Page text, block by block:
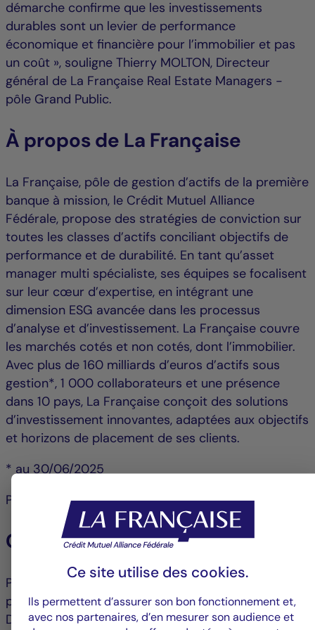
démarche confirme que les investissements
durables sont un levier de performance
économique et financière pour l’immobilier et pas
un coût », souligne Thierry MOLTON, Directeur
général de La Française Real Estate Managers -
pôle Grand Public.
À propos de La Française
La Française, pôle de gestion d’actifs de la première
banque à mission, le Crédit Mutuel Alliance
Fédérale, propose des stratégies de conviction sur
toutes les classes d’actifs conciliant objectifs de
performance et de durabilité. En tant qu’asset
manager multi spécialiste, ses équipes se focalisent
sur leur cœur d’expertise, en intégrant une
dimension ESG avancée dans les processus
d’analyse et d’investissement. La Française couvre
les marchés cotés et non cotés, dont l’immobilier.
Avec plus de 160 milliards d’euros d’actifs sous
gestion*, 1 000 collaborateurs et une présence
dans 10 pays, La Française conçoit des solutions
d’investissement innovantes, adaptées aux objectifs
et horizons de placement de ses clients.
* au 30/06/2025
Plus d’informations sur la-francaise.com
Contacts La Française :
Pascale Cheynet +33 1 43 12 64 25 |
pascale.cheynet@la-francaise.com
Debbie Marty +33 1 44 56 42 24 |
Ce site utilise des cookies.
Ils permettent d’assurer son bon fonctionnement et,
avec nos partenaires, d’en mesurer son audience et